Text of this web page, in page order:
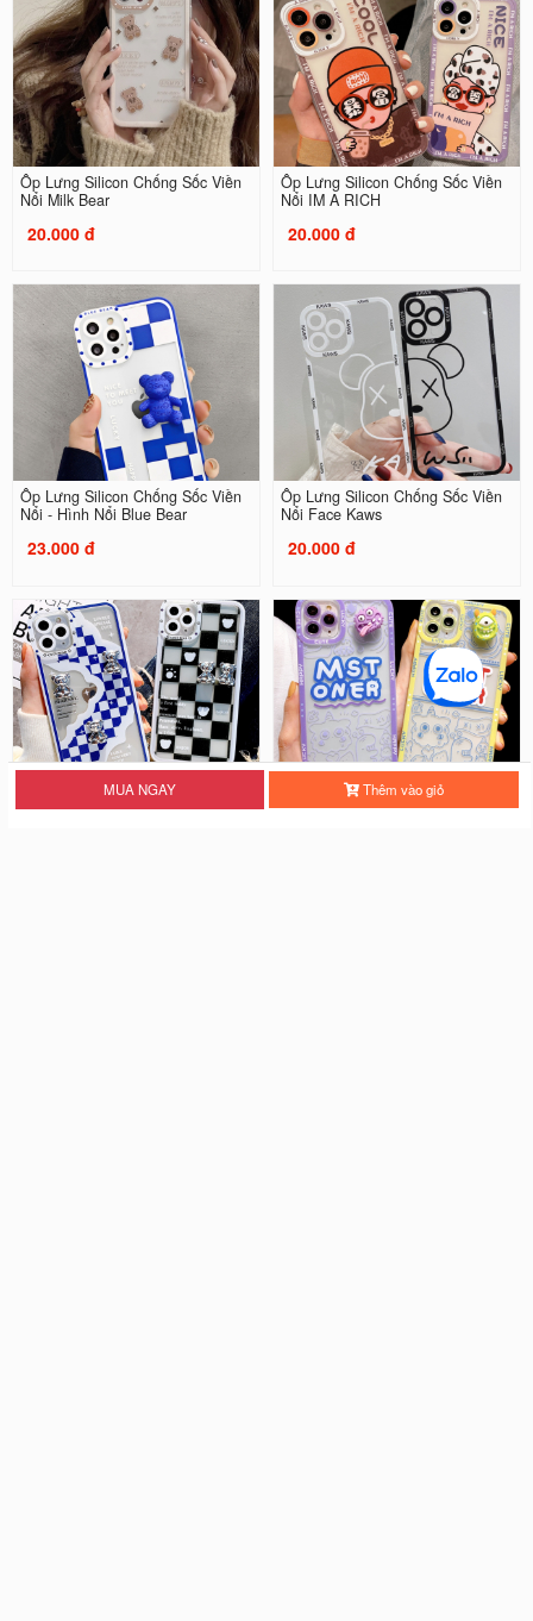
MUA NGAY Thêm vào giỏ
Ốp Lưng Silicon Chống Sốc Viền
Nổi Milk Bear
20.000 đ
Ốp Lưng Silicon Chống Sốc Viền
Nổi IM A RICH
20.000 đ
Ốp Lưng Silicon Chống Sốc Viền
Nổi - Hình Nổi Blue Bear
23.000 đ
Ốp Lưng Silicon Chống Sốc Viền
Nổi Face Kaws
20.000 đ
Ốp Lưng Silicon Chống Sốc Viền
Ốp Lưng Silicon Chống Sốc Viền